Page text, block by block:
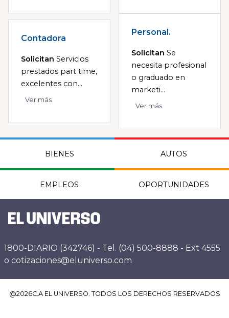
Contadora
Solicitan Servicios
prestados part time,
excelentes con...
Ver más
Personal.
Solicitan Se
necesita profesional
o graduado en
marketi...
Ver más
BIENES AUTOS
EMPLEOS OPORTUNIDADES
1800-DIARIO (342746) - Tel. (04) 500-8888 - Ext 4555
o cotizaciones@eluniverso.com
@2026C.A EL UNIVERSO. TODOS LOS DERECHOS RESERVADOS